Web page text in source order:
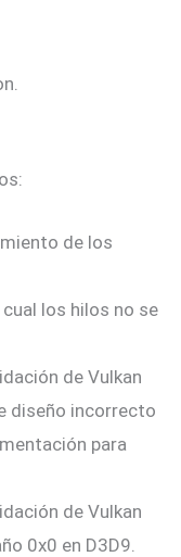
de los
los hilos no se
de Vulkan
diseño incorrecto
para
de Vulkan
0x0 en D3D9.